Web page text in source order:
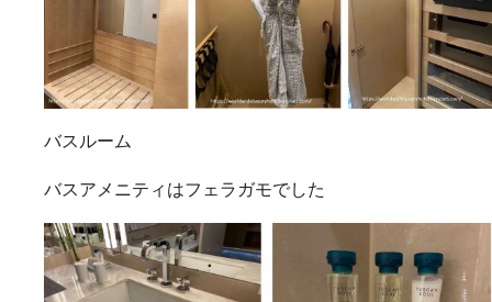
バスルーム
バスアメニティはフェラガモでした